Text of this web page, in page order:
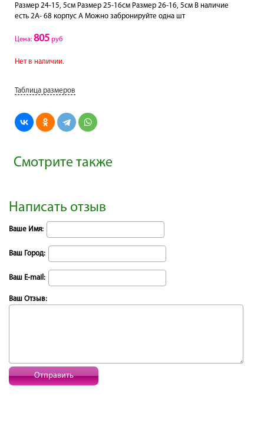
Размер 24-15, 5см Размер 25-16см Размер 26-16, 5см В наличие
есть 2А- 68 корпус А Можно забронируйте одна шт
Цена: 805 руб
Нет в наличии.
Таблица размеров
Смотрите также
Написать отзыв
Ваше Имя:
Ваш Город:
Ваш E-mail:
Ваш Отзыв:
Отправить